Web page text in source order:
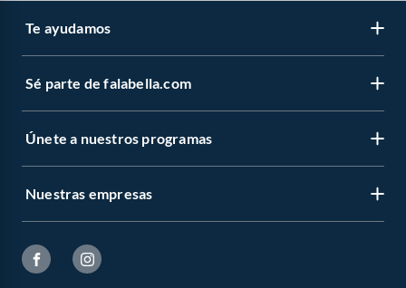
Te ayudamos
Sé parte de falabella.com
Únete a nuestros programas
Nuestras empresas